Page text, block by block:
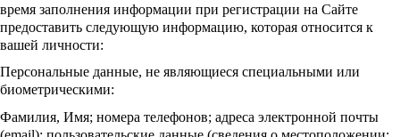
время заполнения информации при регистрации на Сайте
предоставить следующую информацию, которая относится к
вашей личности:
Персональные данные, не являющиеся специальными или
биометрическими:
Фамилия, Имя; номера телефонов; адреса электронной почты